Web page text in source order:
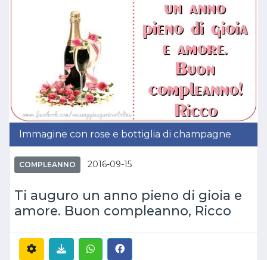
Immagine con rose e bottiglia di champagne
COMPLEANNO 2016-09-15
Ti auguro un anno pieno di gioia e
amore. Buon compleanno, Ricco